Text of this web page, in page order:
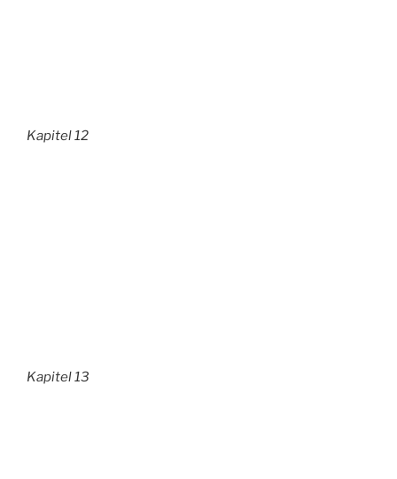
Kapitel 12
Kapitel 13